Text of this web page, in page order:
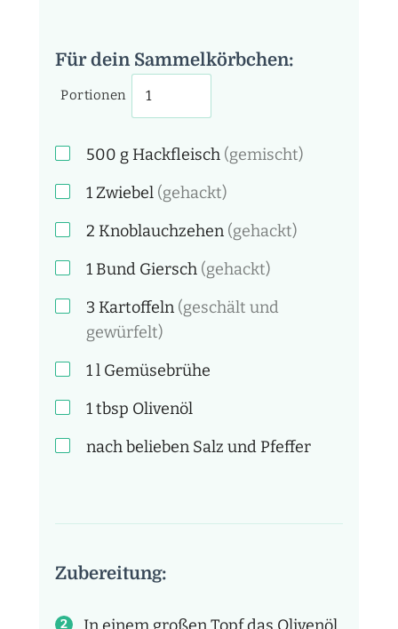
Für dein Sammelkörbchen:
Portionen
500 g Hackfleisch (gemischt)
1Zwiebel (gehackt)
2 Knoblauchzehen (gehackt)
1 Bund Giersch (gehackt)
3 Kartoffeln (geschält und
gewürfelt)
1l Gemüsebrühe
1tbsp Olivenöl
nach belieben Salz und Pfeffer
Zubereitung:
In einem großen Topf das Olivenöl